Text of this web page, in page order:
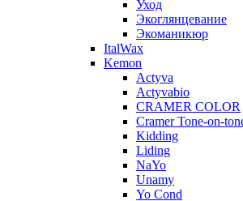
Уход
Экоглянцевание
Экоманикюр
ItalWax
Kemon
Actyva
Actyvabio
CRAMER COLOR
Cramer Tone-on-
Kidding
Liding
NaYo
Unamy
Yo Cond